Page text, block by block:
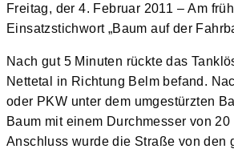
Freitag, der 4. Februar 2011 – Am
Einsatzstichwort „Baum auf der
Nach gut 5 Minuten rückte das
Nettetal in Richtung Belm befand.
oder PKW unter dem umgestürzten
Baum mit einem Durchmesser von
Anschluss wurde die Straße von den